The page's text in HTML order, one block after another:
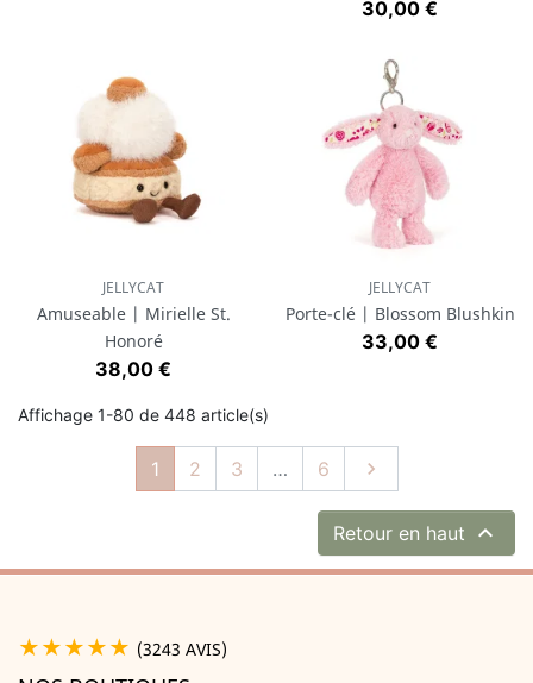
Prix
30,00 €
JELLYCAT
Amuseable | Mirielle St.
Honoré
Prix
38,00 €
JELLYCAT
Porte-clé | Blossom Blushkin
Prix
33,00 €
Affichage 1-80 de 448 article(s)
1 2 3 … 6 Suivant

Retour en haut 
★★★★★ (3243 AVIS)